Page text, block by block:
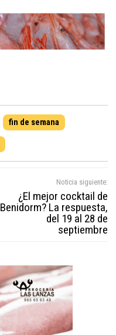
fin de semana
Noticia siguiente:
¿El mejor cocktail de
Benidorm? La respuesta,
del 19 al 28 de
septiembre